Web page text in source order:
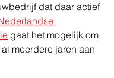
dat daar actief
gaat het mogelijk om
meerdere jaren aan